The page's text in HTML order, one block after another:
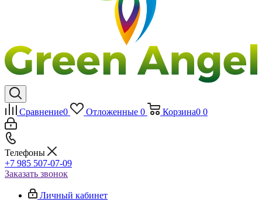
Сравнение0 Отложенные 0 Корзина0 0
Телефоны
+7 985 507-07-09
Заказать звонок
Личный кабинет